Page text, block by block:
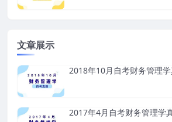
文章展示
2018年10月自考财务管理
2017年4月自考财务管理学